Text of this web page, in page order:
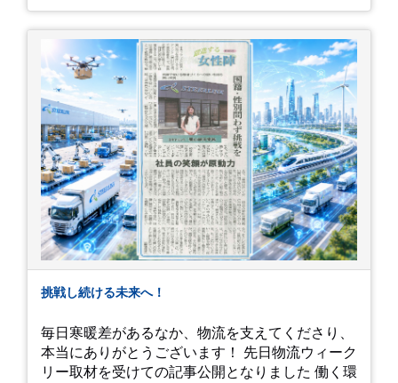
いです！
しましょう！ チュオンさん、今まで本当にありが
とうございました！
挑戦し続ける未来へ！
毎日寒暖差があるなか、物流を支えてくださり、
本当にありがとうございます！ 先日物流ウィーク
リー取材を受けての記事公開となりました 働く環